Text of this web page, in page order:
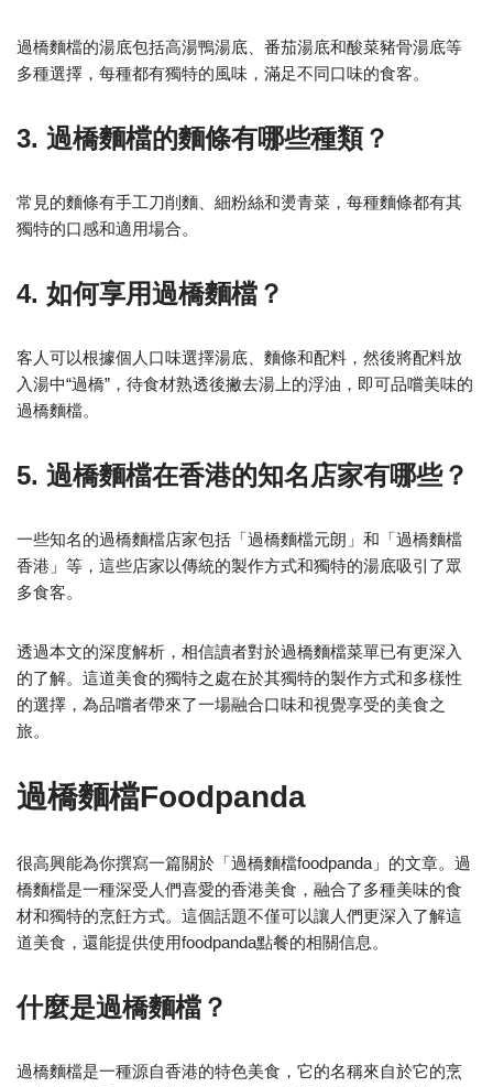
過橋麵檔的湯底包括高湯鴨湯底、番茄湯底和酸菜豬骨湯底等
多種選擇，每種都有獨特的風味，滿足不同口味的食客。
3. 過橋麵檔的麵條有哪些種類？
常見的麵條有手工刀削麵、細粉絲和燙青菜，每種麵條都有其
獨特的口感和適用場合。
4. 如何享用過橋麵檔？
客人可以根據個人口味選擇湯底、麵條和配料，然後將配料放
入湯中“過橋”，待食材熟透後撇去湯上的浮油，即可品嚐美味的
過橋麵檔。
5. 過橋麵檔在香港的知名店家有哪些？
一些知名的過橋麵檔店家包括「過橋麵檔元朗」和「過橋麵檔
香港」等，這些店家以傳統的製作方式和獨特的湯底吸引了眾
多食客。
透過本文的深度解析，相信讀者對於過橋麵檔菜單已有更深入
的了解。這道美食的獨特之處在於其獨特的製作方式和多樣性
的選擇，為品嚐者帶來了一場融合口味和視覺享受的美食之
旅。
過橋麵檔Foodpanda
很高興能為你撰寫一篇關於「過橋麵檔foodpanda」的文章。過
橋麵檔是一種深受人們喜愛的香港美食，融合了多種美味的食
材和獨特的烹飪方式。這個話題不僅可以讓人們更深入了解這
道美食，還能提供使用foodpanda點餐的相關信息。
什麼是過橋麵檔？
過橋麵檔是一種源自香港的特色美食，它的名稱來自於它的烹